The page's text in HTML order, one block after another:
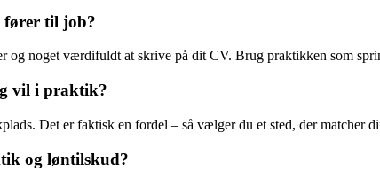
til job?
og noget værdifuldt at skrive på dit CV. Brug praktikken som
vil i praktik?
Det er faktisk en fordel – så vælger du et sted, der matcher
og løntilskud?